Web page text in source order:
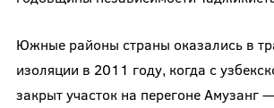
Южные районы страны оказались в
изоляции в 2011 году, когда с
закрыт участок на перегоне Амузанг